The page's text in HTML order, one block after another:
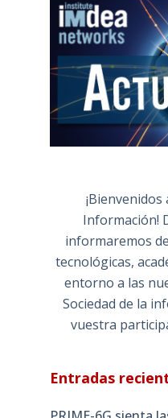
¡Bienvenidos
Información!
informaremos
tecnológicas,
entorno a las
Sociedad de la
vuestra
Entradas